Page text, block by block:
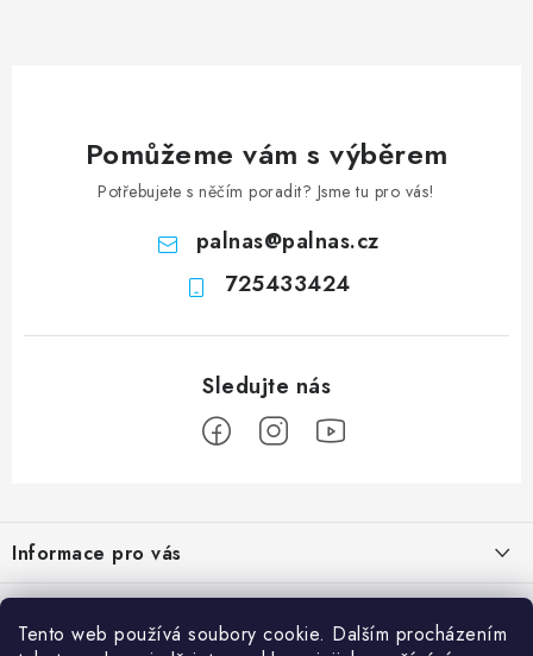
Tento web používá soubory cookie. Dalším procházením
Pomůžeme vám s výběrem
Potřebujete s něčím poradit? Jsme tu pro vás!
palnas@palnas.cz
725433424
p
a
Informace pro vás
Obchodní podmínky
Podmínky ochrany osobních údajů